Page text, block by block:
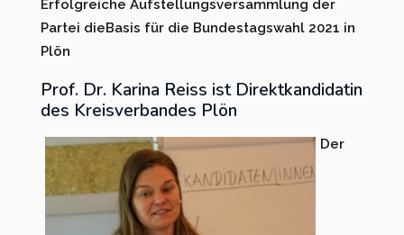
Erfolgreiche Aufstellungsversammlung der
Partei dieBasis für die Bundestagswahl 2021 in
Plön
Prof. Dr. Karina Reiss ist Direktkandidatin
des Kreisverbandes Plön
Der
Kreisverband Ostholstein
Kreisverband Pinneberg
Kreisverband Schleswig-
Flensburg